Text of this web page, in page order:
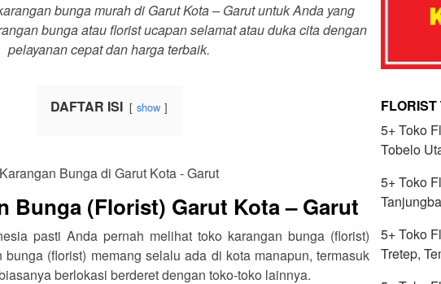
bunga murah di Garut Kota – Garut untuk Anda yang
bunga atau florist ucapan selamat atau duka cita dengan
pelayanan cepat dan harga terbaik.
DAFTAR ISI show
Bunga (Florist) Garut Kota – Garut
pasti Anda pernah melihat toko karangan bunga (florist)
(florist) memang selalu ada di kota manapun, termasuk
berlokasi berderet dengan toko-toko lainnya.
5+ Toko
Tobelo
5+ Toko
5+ Toko
Tretep,